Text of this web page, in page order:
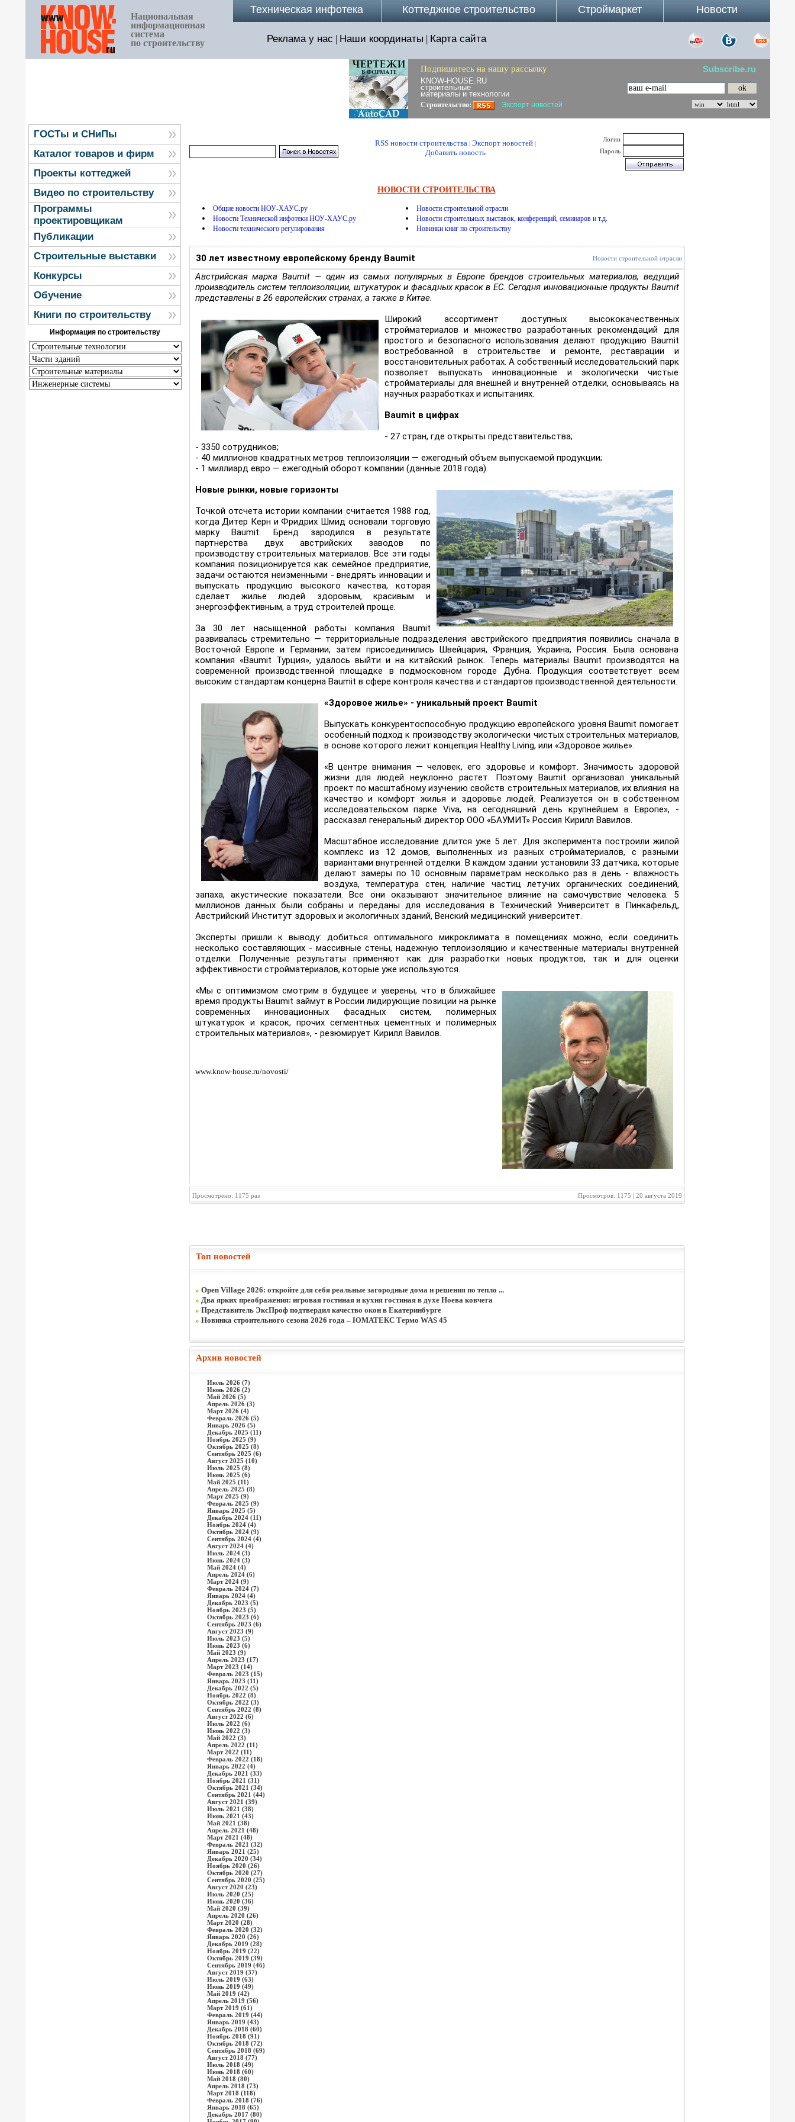
Национальная
информационная
система
по строительству
Новости
Строймаркет
Коттеджное строительство
Техническая инфотека
Реклама у нас | Наши координаты | Карта сайта
Подпишитесь на нашу рассылку Subscribe.ru
KNOW-HOUSE.RU
строительные
материалы и технологии
Строительство: Экспорт новостей
ГОСТы и СНиПы
Каталог товаров и фирм
Проекты коттеджей
Видео по строительству
Программы
проектировщикам
Публикации
Строительные выставки
Конкурсы
Обучение
Книги по строительству
Информация по строительству
RSS новости строительства | Экспорт новостей |
Добавить новость
Логин
Пароль
НОВОСТИ СТРОИТЕЛЬСТВА
Общие новости НОУ-ХАУС.ру
Новости строительной отрасли
Новости Технической инфотеки НОУ-ХАУС.ру
Новости строительных выставок, конференций, семинаров и т.д.
Новости технического регулирования
Новинки книг по строительству
30 лет известному европейскому бренду Baumit Новости строительной отрасли
Австрийская марка Baumit — один из самых популярных в Европе брендов строительных материалов, ведущий
производитель систем теплоизоляции, штукатурок и фасадных красок в ЕС. Сегодня инновационные продукты Baumit
представлены в 26 европейских странах, а также в Китае.
Широкий ассортимент доступных высококачественных
стройматериалов и множество разработанных рекомендаций для
простого и безопасного использования делают продукцию Baumit
востребованной в строительстве и ремонте, реставрации и
восстановительных работах. А собственный исследовательский парк
позволяет выпускать инновационные и экологически чистые
стройматериалы для внешней и внутренней отделки, основываясь на
научных разработках и испытаниях.
Baumit в цифрах
- 27 стран, где открыты представительства;
- 3350 сотрудников;
- 40 миллионов квадратных метров теплоизоляции — ежегодный объем выпускаемой продукции;
- 1 миллиард евро — ежегодный оборот компании (данные 2018 года).
Новые рынки, новые горизонты
Точкой отсчета истории компании считается 1988 год,
когда Дитер Керн и Фридрих Шмид основали торговую
марку Baumit. Бренд зародился в результате
партнерства двух австрийских заводов по
производству строительных материалов. Все эти годы
компания позиционируется как семейное предприятие,
задачи остаются неизменными - внедрять инновации и
выпускать продукцию высокого качества, которая
сделает жилье людей здоровым, красивым и
энергоэффективным, а труд строителей проще.
За 30 лет насыщенной работы компания Baumit
развивалась стремительно — территориальные подразделения австрийского предприятия появились сначала в
Восточной Европе и Германии, затем присоединились Швейцария, Франция, Украина, Россия. Была основана
компания «Baumit Турция», удалось выйти и на китайский рынок. Теперь материалы Baumit производятся на
современной производственной площадке в подмосковном городе Дубна. Продукция соответствует всем
высоким стандартам концерна Baumit в сфере контроля качества и стандартов производственной деятельности.
«Здоровое жилье» - уникальный проект Baumit
Выпускать конкурентоспособную продукцию европейского уровня Baumit помогает
особенный подход к производству экологически чистых строительных материалов,
в основе которого лежит концепция Healthy Living, или «Здоровое жилье».
«В центре внимания — человек, его здоровье и комфорт. Значимость здоровой
жизни для людей неуклонно растет. Поэтому Baumit организовал уникальный
проект по масштабному изучению свойств строительных материалов, их влияния на
качество и комфорт жилья и здоровье людей. Реализуется он в собственном
исследовательском парке Viva, на сегодняшний день крупнейшем в Европе», -
рассказал генеральный директор ООО «БАУМИТ» Россия Кирилл Вавилов.
Масштабное исследование длится уже 5 лет. Для эксперимента построили жилой
комплекс из 12 домов, выполненных из разных стройматериалов, с разными
вариантами внутренней отделки. В каждом здании установили 33 датчика, которые
делают замеры по 10 основным параметрам несколько раз в день - влажность
воздуха, температура стен, наличие частиц летучих органических соединений,
запаха, акустические показатели. Все они оказывают значительное влияние на самочувствие человека. 5
миллионов данных были собраны и переданы для исследования в Технический Университет в Пинкафельд,
Австрийский Институт здоровых и экологичных зданий, Венский медицинский университет.
Эксперты пришли к выводу: добиться оптимального микроклимата в помещениях можно, если соединить
несколько составляющих - массивные стены, надежную теплоизоляцию и качественные материалы внутренней
отделки. Полученные результаты применяют как для разработки новых продуктов, так и для оценки
эффективности стройматериалов, которые уже используются.
«Мы с оптимизмом смотрим в будущее и уверены, что в ближайшее
время продукты Baumit займут в России лидирующие позиции на рынке
современных инновационных фасадных систем, полимерных
штукатурок и красок, прочих сегментных цементных и полимерных
строительных материалов», - резюмирует Кирилл Вавилов.
www.know-house.ru/novosti/
Просмотрено: 1175 раз Просмотров: 1175 | 20 августа 2019
Топ новостей
» Open Village 2026: откройте для себя реальные загородные дома и решения по тепло ...
» Два ярких преображения: игровая гостиная и кухня гостиная в духе Ноева ковчега
» Представитель ЭксПроф подтвердил качество окон в Екатеринбурге
» Новинка строительного сезона 2026 года – ЮМАТЕКС Термо WAS 45
Архив новостей
Июль 2026 (7)
Июнь 2026 (2)
Май 2026 (5)
Апрель 2026 (3)
Март 2026 (4)
Февраль 2026 (5)
Январь 2026 (5)
Декабрь 2025 (11)
Ноябрь 2025 (9)
Октябрь 2025 (8)
Сентябрь 2025 (6)
Август 2025 (10)
Июль 2025 (8)
Июнь 2025 (6)
Май 2025 (11)
Апрель 2025 (8)
Март 2025 (9)
Февраль 2025 (9)
Январь 2025 (5)
Декабрь 2024 (11)
Ноябрь 2024 (4)
Октябрь 2024 (9)
Сентябрь 2024 (4)
Август 2024 (4)
Июль 2024 (3)
Июнь 2024 (3)
Май 2024 (4)
Апрель 2024 (6)
Март 2024 (9)
Февраль 2024 (7)
Январь 2024 (4)
Декабрь 2023 (5)
Ноябрь 2023 (5)
Октябрь 2023 (6)
Сентябрь 2023 (6)
Август 2023 (9)
Июль 2023 (5)
Июнь 2023 (6)
Май 2023 (9)
Апрель 2023 (17)
Март 2023 (14)
Февраль 2023 (15)
Январь 2023 (11)
Декабрь 2022 (5)
Ноябрь 2022 (8)
Октябрь 2022 (3)
Сентябрь 2022 (8)
Август 2022 (6)
Июль 2022 (6)
Июнь 2022 (3)
Май 2022 (3)
Апрель 2022 (11)
Март 2022 (11)
Февраль 2022 (18)
Январь 2022 (4)
Декабрь 2021 (33)
Ноябрь 2021 (31)
Октябрь 2021 (34)
Сентябрь 2021 (44)
Август 2021 (39)
Июль 2021 (38)
Июнь 2021 (43)
Май 2021 (38)
Апрель 2021 (48)
Март 2021 (48)
Февраль 2021 (32)
Январь 2021 (25)
Декабрь 2020 (34)
Ноябрь 2020 (26)
Октябрь 2020 (27)
Сентябрь 2020 (25)
Август 2020 (23)
Июль 2020 (25)
Июнь 2020 (36)
Май 2020 (39)
Апрель 2020 (26)
Март 2020 (28)
Февраль 2020 (32)
Январь 2020 (26)
Декабрь 2019 (28)
Ноябрь 2019 (22)
Октябрь 2019 (39)
Сентябрь 2019 (46)
Август 2019 (37)
Июль 2019 (63)
Июнь 2019 (49)
Май 2019 (42)
Апрель 2019 (56)
Март 2019 (61)
Февраль 2019 (44)
Январь 2019 (43)
Декабрь 2018 (60)
Ноябрь 2018 (91)
Октябрь 2018 (72)
Сентябрь 2018 (69)
Август 2018 (77)
Июль 2018 (49)
Июнь 2018 (60)
Май 2018 (80)
Апрель 2018 (73)
Март 2018 (118)
Февраль 2018 (76)
Январь 2018 (65)
Декабрь 2017 (80)